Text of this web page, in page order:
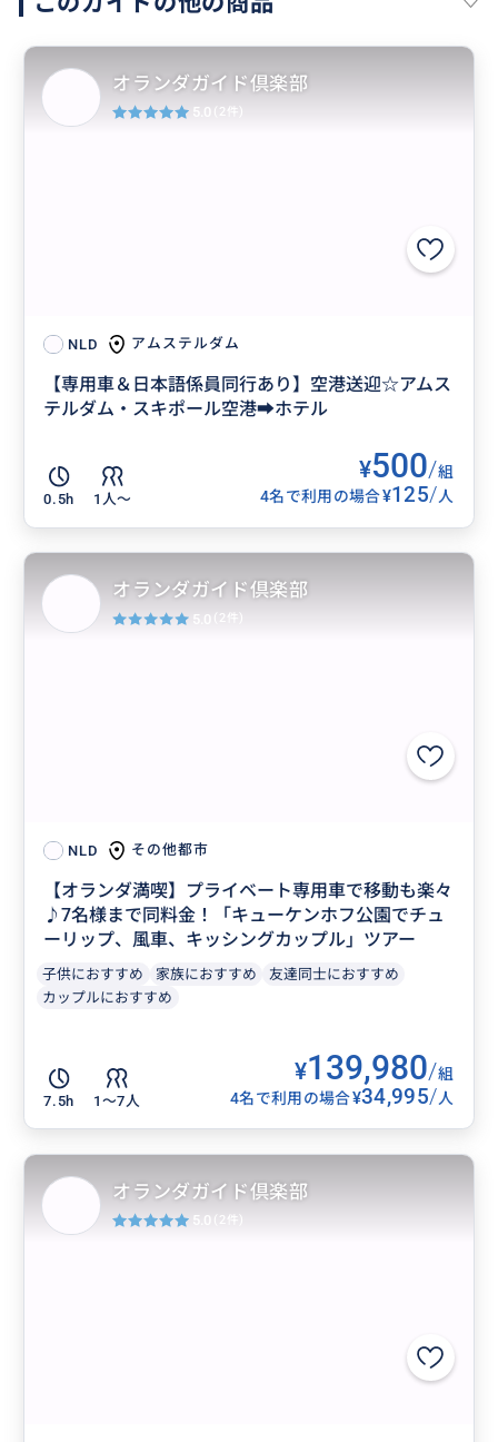
NLD アムステルダム
【専用車＆日本語係員同行あり】空港送迎☆アムス
テルダム・スキポール空港➡ホテル
0.5h 1人〜
¥500/組
4名で利用の場合¥125/人
オランダガイド倶楽部
5.0 (2件)
NLD その他都市
【オランダ満喫】プライベート専用車で移動も楽々
♪7名様まで同料金！「キューケンホフ公園でチュ
ーリップ、風車、キッシングカップル」ツアー
子供におすすめ 家族におすすめ
友達同士におすすめ
カップルにおすすめ
7.5h 1〜7人
¥139,980/組
4名で利用の場合¥34,995/人
オランダガイド倶楽部
5.0 (2件)
オランダガイド倶楽部
5.0 (2件)